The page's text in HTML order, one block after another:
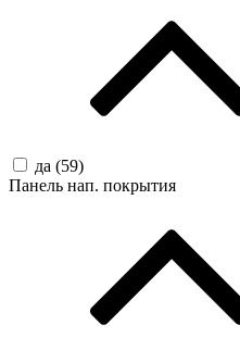
да (59)
Панель нап. покрытия